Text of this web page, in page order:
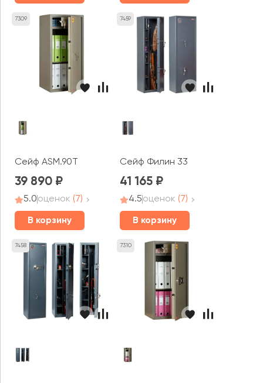
7309
Сейф ASM.90T
39 890
5.0оценок (7)
В корзину
7459
Сейф Филин 33
41 165
4.5оценок (7)
В корзину
7458 7310